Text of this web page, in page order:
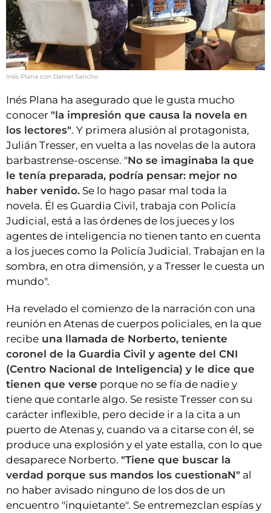
Inés Plana con Daniel Sancho
Inés Plana ha asegurado que le gusta mucho
conocer "la impresión que causa la novela en
los lectores". Y primera alusión al protagonista,
Julián Tresser, en vuelta a las novelas de la autora
barbastrense-oscense. "No se imaginaba la que
le tenía preparada, podría pensar: mejor no
haber venido. Se lo hago pasar mal toda la
novela. Él es Guardia Civil, trabaja con Policía
Judicial, está a las órdenes de los jueces y los
agentes de inteligencia no tienen tanto en cuenta
a los jueces como la Policía Judicial. Trabajan en la
sombra, en otra dimensión, y a Tresser le cuesta un
mundo".
Ha revelado el comienzo de la narración con una
reunión en Atenas de cuerpos policiales, en la que
recibe una llamada de Norberto, teniente
coronel de la Guardia Civil y agente del CNI
(Centro Nacional de Inteligencia) y le dice que
tienen que verse porque no se fía de nadie y
tiene que contarle algo. Se resiste Tresser con su
carácter inflexible, pero decide ir a la cita a un
puerto de Atenas y, cuando va a citarse con él, se
produce una explosión y el yate estalla, con lo que
desaparece Norberto. "Tiene que buscar la
verdad porque sus mandos los cuestionaN" al
no haber avisado ninguno de los dos de un
encuentro "inquietante". Se entremezclan espías y